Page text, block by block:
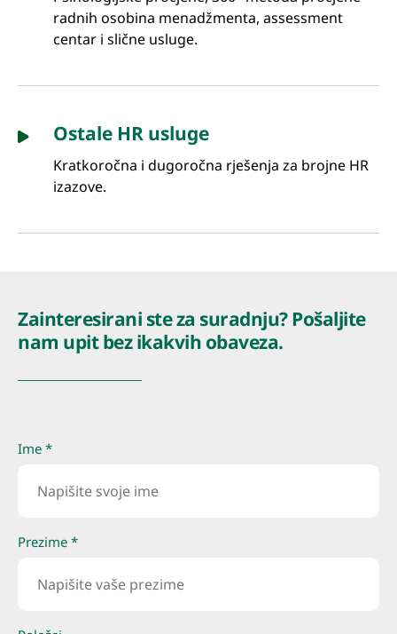
radnih osobina menadžmenta, assessment
centar i slične usluge.
Ostale HR usluge
Kratkoročna i dugoročna rješenja za brojne HR
izazove.
Zainteresirani ste za suradnju? Pošaljite
nam upit bez ikakvih obaveza.
Ime *
Prezime *